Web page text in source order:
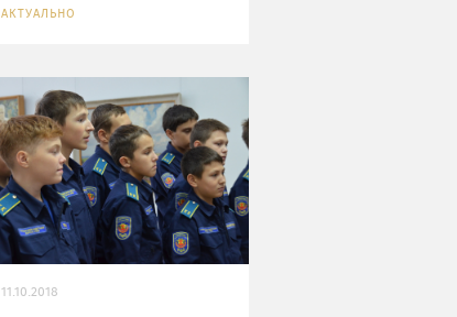
АКТУАЛЬНО
11.10.2018